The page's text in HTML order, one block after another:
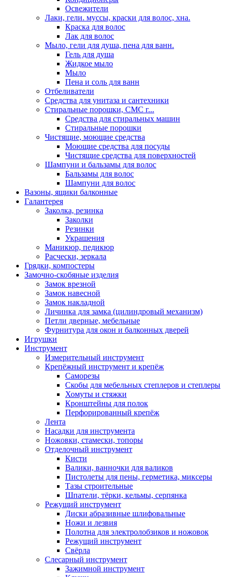
Освежители
Лаки, гели. муссы, краски для волос, хна.
Краска для волос
Лак для волос
Мыло, гели для душа, пена для ванн.
Гель для душа
Жидкое мыло
Мыло
Пена и соль для ванн
Отбеливатели
Средства для унитаза и сантехники
Стиральные порошки, СМС г...
Средства для стиральных машин
Стиральные порошки
Чистящие, моющие средства
Моющие средства для посуды
Чистящие средства для поверхностей
Шампуни и бальзамы для волос
Бальзамы для волос
Шампуни для волос
Вазоны, ящики балконные
Галантерея
Заколка, резинка
Заколки
Резинки
Украшения
Маникюр, педикюр
Расчески, зеркала
Грядки, компостеры
Замочно-скобяные изделия
Замок врезной
Замок навесной
Замок накладной
Личинка для замка (цилиндровый механизм)
Петли дверные, мебельные
Фурнитура для окон и балконных дверей
Игрушки
Инструмент
Измерительный инструмент
Крепёжный инструмент и крепёж
Саморезы
Скобы для мебельных степлеров и степлеры
Хомуты и стяжки
Кронштейны для полок
Перфорированный крепёж
Лента
Насадки для инструмента
Ножовки, стамески, топоры
Отделочный инструмент
Кисти
Валики, ванночки для валиков
Пистолеты для пены, герметика, миксеры
Тазы строительные
Шпатели, тёрки, кельмы, серпянка
Режущий инструмент
Диски абразивные шлифовальные
Ножи и лезвия
Полотна для электролобзиков и ножовок
Режущий инструмент
Свёрла
Слесарный инструмент
Зажимной инструмент